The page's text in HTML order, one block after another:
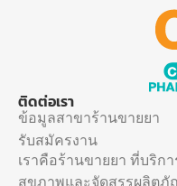
ติดต่อเรา
ข้อมูลสาขาร้านขายยา
รับสมัครงาน
เราคือร้านขายยา ที่บริ
สุขภาพและจัดสรรผลิต